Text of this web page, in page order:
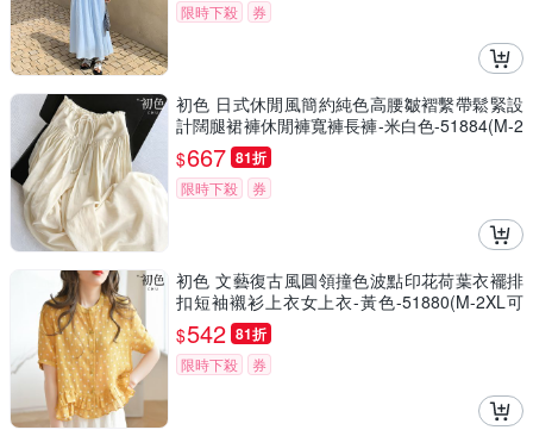
限時下殺 券
初色 日式休閒風簡約純色高腰皺褶繫帶鬆緊設
計闊腿裙褲休閒褲寬褲長褲-米白色-51884(M-2
XL可選)
$667 81折
限時下殺 券
初色 文藝復古風圓領撞色波點印花荷葉衣襬排
扣短袖襯衫上衣女上衣-黃色-51880(M-2XL可
選)
$542 81折
限時下殺 券